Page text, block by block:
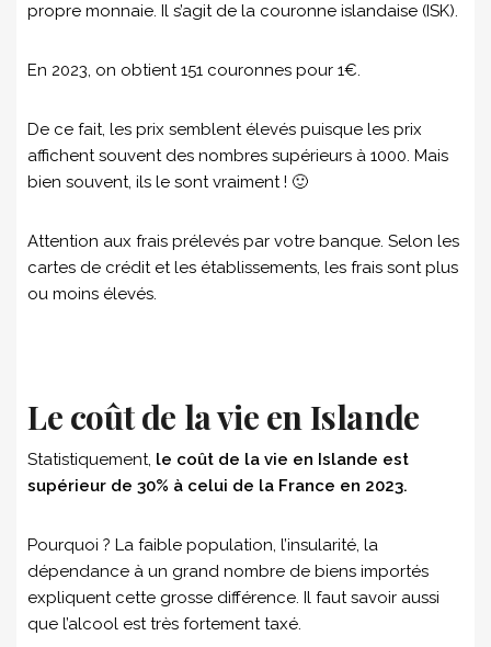
propre monnaie. Il s’agit de la couronne islandaise (ISK).
En 2023, on obtient 151 couronnes pour 1€.
De ce fait, les prix semblent élevés puisque les prix
affichent souvent des nombres supérieurs à 1000. Mais
bien souvent, ils le sont vraiment ! 🙂
Attention aux frais prélevés par votre banque. Selon les
cartes de crédit et les établissements, les frais sont plus
ou moins élevés.
Le coût de la vie en Islande
Statistiquement, le coût de la vie en Islande est
supérieur de 30% à celui de la France en 2023.
Pourquoi ? La faible population, l’insularité, la
dépendance à un grand nombre de biens importés
expliquent cette grosse différence. Il faut savoir aussi
que l’alcool est très fortement taxé.